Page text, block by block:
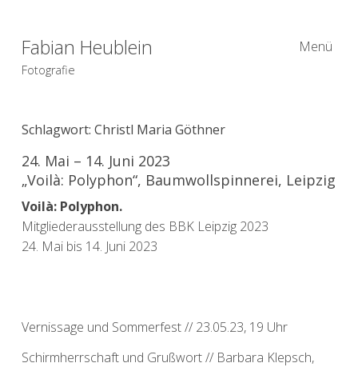
Fabian Heublein
Fotografie
Menü
Schlagwort: Christl Maria Göthner
24. Mai – 14. Juni 2023
„Voilà: Polyphon“, Baumwollspinnerei, Leipzig
Voilà: Polyphon.
Mitgliederausstellung des BBK Leipzig 2023
24. Mai bis 14. Juni 2023
Vernissage und Sommerfest // 23.05.23, 19 Uhr
Schirmherrschaft und Grußwort // Barbara Klepsch,